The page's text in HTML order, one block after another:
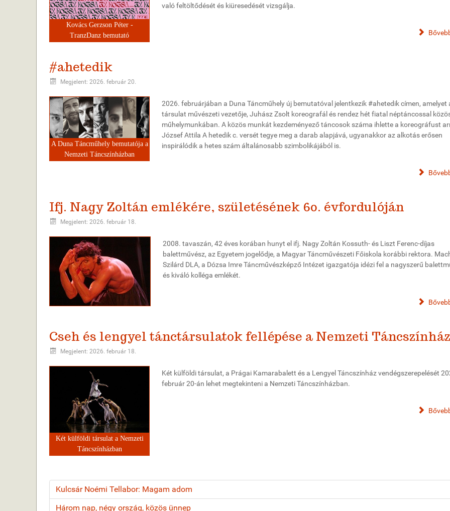
Kovács Gerzson Péter -
TranzDanz bemutató
való feltöltődését és kiüresedését vizsgálja.
#ahetedik
Megjelent: 2026. február 20.
A Duna Táncműhely bemutatója a
Nemzeti Táncszínházban
2026. februárjában a Duna Táncműhely új bemutatóval jelentkezik #ahetedik címen, amelyet
társulat művészeti vezetője, Juhász Zsolt koreografál és rendez hét fiatal néptáncossal
műhelymunkában. A közös munkát kezdeményező táncosok száma ihlette a koreográfust
József Attila A hetedik c. versét tegye meg a darab alapjává, ugyanakkor az alkotás erősen
inspirálódik a hetes szám általánosabb szimbolikájából is.
Ifj. Nagy Zoltán emlékére, születésének 60. évfordulóján
Megjelent: 2026. február 18.
2008. tavaszán, 42 éves korában hunyt el ifj. Nagy Zoltán Kossuth- és Liszt Ferenc-díjas
balettművész, az Egyetem jogelődje, a Magyar Táncművészeti Főiskola korábbi rektora.
Szilárd DLA, a Dózsa Imre Táncművészképző Intézet igazgatója idézi fel a nagyszerű
és kiváló kolléga emlékét.
Cseh és lengyel tánctársulatok fellépése a Nemzeti
Megjelent: 2026. február 18.
Két külföldi társulat a Nemzeti
Táncszínházban
Két külföldi társulat, a Prágai Kamarabalett és a Lengyel Táncszínház vendégszerepelését
február 20-án lehet megtekinteni a Nemzeti Táncszínházban.
Kulcsár Noémi Tellabor: Magam adom
Három nap, négy ország, közös ünnep